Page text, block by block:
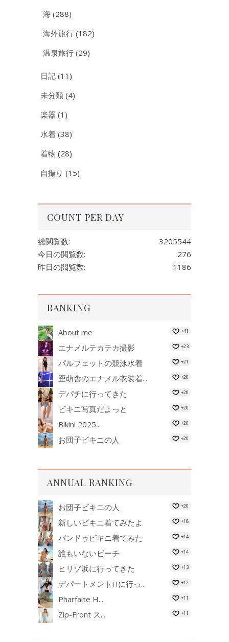
海 (288)
海外旅行 (182)
温泉旅行 (29)
日記 (11)
未分類 (4)
楽器 (1)
水着 (38)
着物 (28)
自撮り (15)
COUNT PER DAY
3205544
総閲覧数:
276
今日の閲覧数:
1186
昨日の閲覧数:
RANKING
About me +41
エナメルテカテカ撮影 +23
パルフェットの競泳水着 +21
歪萌舎のエナメル衣装着... +20
デパチに行ってきた +20
ビキニ写真だよっと +20
Bikini 2025... +20
お団子ビキニの人 +20
ANNUAL RANKING
お団子ビキニの人 +20
新しいビキニ着てみたよ +18
バンドゥビキニ着てみた +14
誰もいないビーチ +14
ヒリゾ浜に行ってきた +13
デパートメントHに行っ... +12
Pharfaite H... +11
Zip-Front ス... +11